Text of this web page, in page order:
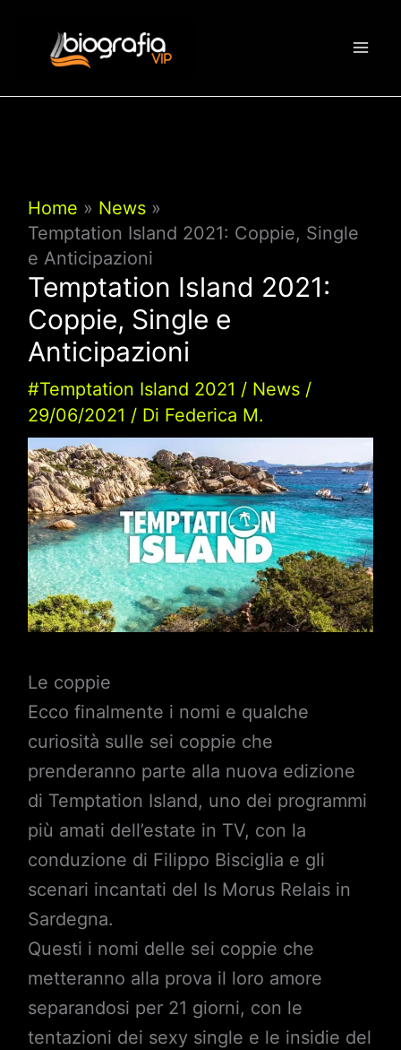
contenuto
Home
News
Temptation Island 2021: Coppie, Single
e Anticipazioni
Temptation Island 2021:
Coppie, Single e
Anticipazioni
#Temptation Island 2021 / News/
29/06/2021 / Di Federica M.
Le coppie
Ecco finalmente i nomi e qualche
curiosità sulle sei coppie che
prenderanno parte alla nuova edizione
di Temptation Island, uno dei programmi
più amati dell’estate in TV, con la
conduzione di Filippo Bisciglia e gli
scenari incantati del Is Morus Relais in
Sardegna.
Questi i nomi delle sei coppie che
metteranno alla prova il loro amore
separandosi per 21 giorni, con le
tentazioni dei sexy single e le insidie del